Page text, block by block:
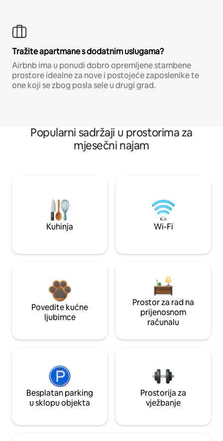
Tražite apartmane s dodatnim uslugama?
Airbnb ima u ponudi dobro opremljene stambene
prostore idealne za nove i postojeće zaposlenike te
one koji se zbog posla sele u drugi grad.
Popularni sadržaji u prostorima za
mjesečni najam
Kuhinja Wi-Fi
Povedite kućne
ljubimce
Prostor za rad na
prijenosnom
računalu
Besplatan parking
u sklopu objekta
Prostorija za
vježbanje